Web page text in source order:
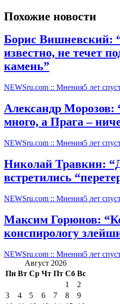
Похожие новости
Борис Вишневский:
известно, не течет
камень”
NEWSru.com :: Мнения5 лет
Александр Морозов:
много, а Прага –
NEWSru.com :: Мнения5 лет
Николай Травкин:
встретились
NEWSru.com :: Мнения5 лет
Максим Горюнов:
конспирологу
NEWSru.com :: Мнения5 лет
Август 2026
Пн Вт Ср Чт Пт Сб Вс
1
2
3
4 5 6 7 8
9